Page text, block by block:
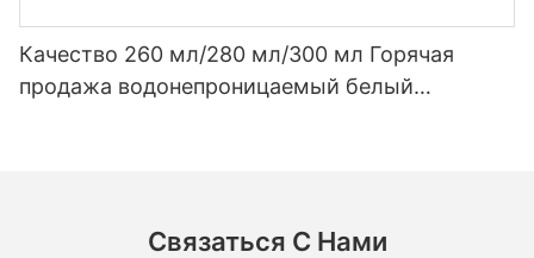
Качество 260 мл/280 мл/300 мл Горячая
продажа водонепроницаемый белый
Связаться С Нами